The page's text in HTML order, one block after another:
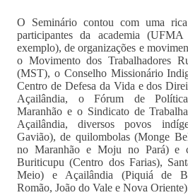
O Seminário contou com uma
participantes da academia
exemplo), de organizações e
o Movimento dos Trabalhadores
(MST), o Conselho Missionário
Centro de Defesa da Vida e dos
Açailândia, o Fórum de
Maranhão e o Sindicato de
Açailândia, diversos povos
Gavião), de quilombolas (Monge
no Maranhão e Moju no Pará) e
Buriticupu (Centro dos Farias),
Meio) e Açailândia (Piquiá de
Romão, João do Vale e Nova